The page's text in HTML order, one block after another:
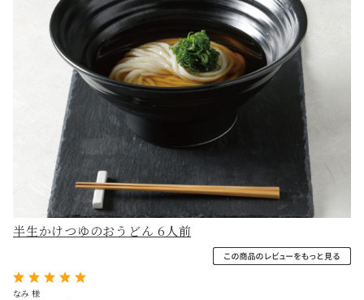
半生かけつゆのおうどん 6人前
なみ 様